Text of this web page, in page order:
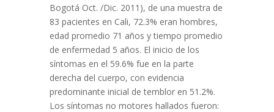
Bogotá Oct. /Dic. 2011), de una muestra de
83 pacientes en Cali, 72.3% eran hombres,
edad promedio 71 años y tiempo promedio
de enfermedad 5 años. El inicio de los
síntomas en el 59.6% fue en la parte
derecha del cuerpo, con evidencia
predominante inicial de temblor en 51.2%.
Los síntomas no motores hallados fueron: